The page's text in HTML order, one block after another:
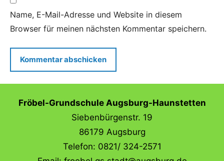
Name, E-Mail-Adresse und Website in diesem
Browser für meinen nächsten Kommentar speichern.
Fröbel-Grundschule Augsburg-Haunstetten
Siebenbürgenstr. 19
86179 Augsburg
Telefon: 0821/ 324-2571